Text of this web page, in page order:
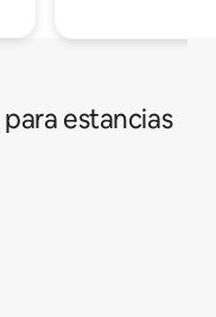
estancias